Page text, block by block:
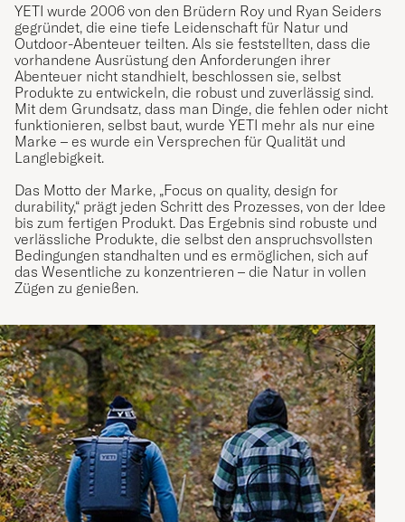
YETI wurde 2006 von den Brüdern Roy und Ryan Seiders
gegründet, die eine tiefe Leidenschaft für Natur und
Outdoor-Abenteuer teilten. Als sie feststellten, dass die
vorhandene Ausrüstung den Anforderungen ihrer
Abenteuer nicht standhielt, beschlossen sie, selbst
Produkte zu entwickeln, die robust und zuverlässig sind.
Mit dem Grundsatz, dass man Dinge, die fehlen oder nicht
funktionieren, selbst baut, wurde YETI mehr als nur eine
Marke – es wurde ein Versprechen für Qualität und
Langlebigkeit.
Das Motto der Marke, „Focus on quality, design for
durability,“ prägt jeden Schritt des Prozesses, von der Idee
bis zum fertigen Produkt. Das Ergebnis sind robuste und
verlässliche Produkte, die selbst den anspruchsvollsten
Bedingungen standhalten und es ermöglichen, sich auf
das Wesentliche zu konzentrieren – die Natur in vollen
Zügen zu genießen.